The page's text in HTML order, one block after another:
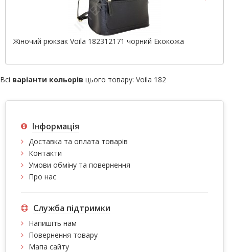
Жіночий рюкзак Voila 182312171 чорний Екокожа
Всі варіанти кольорів цього товару: Voila 182
Інформація
Доставка та оплата товарів
Контакти
Умови обміну та повернення
Про нас
Служба підтримки
Напишіть нам
Повернення товару
Мапа сайту